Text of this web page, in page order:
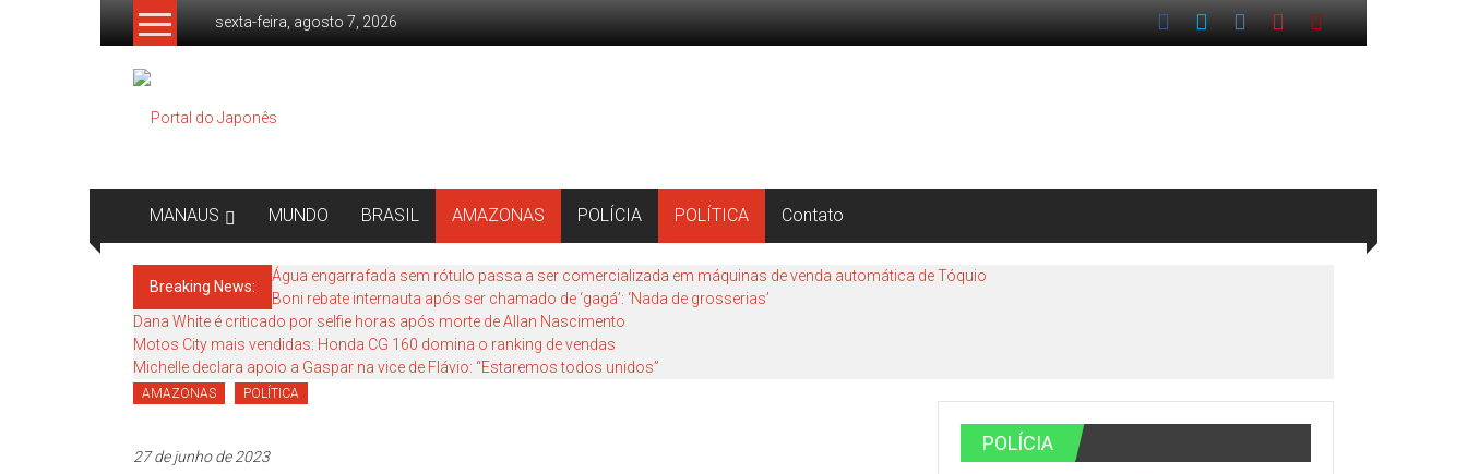
sexta-feira, agosto 7, 2026
Portal
do
Japão
mais
perto
de
você!
MANAUS MUNDO BRASIL AMAZONAS POLÍCIA POLÍTICA Contato
Breaking News:
Água engarrafada sem rótulo passa a ser comercializada em máquinas de venda automática de Tóquio
Boni rebate internauta após ser chamado de ‘gagá’: ‘Nada de grosserias’
Dana White é criticado por selfie horas após morte de Allan Nascimento
Motos City mais vendidas: Honda CG 160 domina o ranking de vendas
Michelle declara apoio a Gaspar na vice de Flávio: “Estaremos todos unidos”
AMAZONAS POLÍTICA
27 de junho de 2023
POLÍCIA